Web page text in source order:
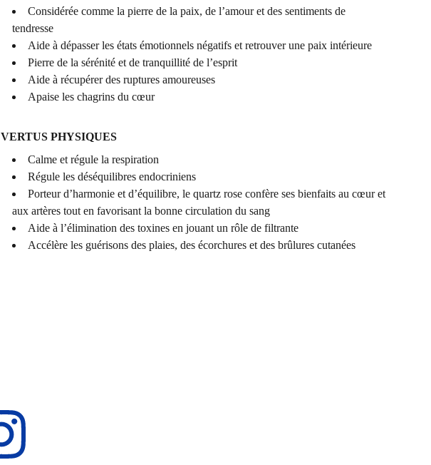
Considérée comme la pierre de la paix, de l’amour et des sentiments de
tendresse
Aide à dépasser les états émotionnels négatifs et retrouver une paix intérieure
Pierre de la sérénité et de tranquillité de l’esprit
Aide à récupérer des ruptures amoureuses
Apaise les chagrins du cœur
VERTUS PHYSIQUES
Calme et régule la respiration
Régule les déséquilibres endocriniens
Porteur d’harmonie et d’équilibre, le quartz rose confère ses bienfaits au cœur et
aux artères tout en favorisant la bonne circulation du sang
Aide à l’élimination des toxines en jouant un rôle de filtrante
Accélère les guérisons des plaies, des écorchures et des brûlures cutanées